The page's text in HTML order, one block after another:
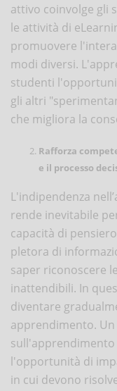
attivo coinvolge gli
le attività di
promuovere
modi diversi.
studenti
gli altri
che migliora la
Rafforza
e il processo
L'indipendenza
rende inevitabile
capacità di
pletora di
saper riconoscere
inattendibili. In
diventare
apprendimento.
l'opportunità di
in cui devono